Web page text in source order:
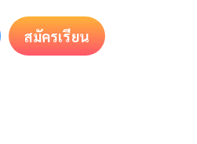
สมัครเรียน